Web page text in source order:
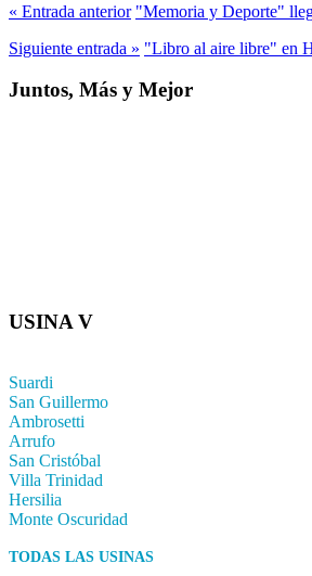
« Entrada anterior "Memoria y Deporte"
Siguiente entrada » "Libro al aire libre" en
Juntos, Más y Mejor
USINA V
Suardi
San Guillermo
Ambrosetti
Arrufo
San Cristóbal
Villa Trinidad
Hersilia
Monte Oscuridad
TODAS LAS USINAS